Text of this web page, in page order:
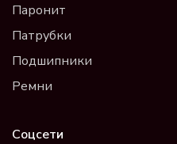
Паронит
Патрубки
Подшипники
Ремни
Соцсети